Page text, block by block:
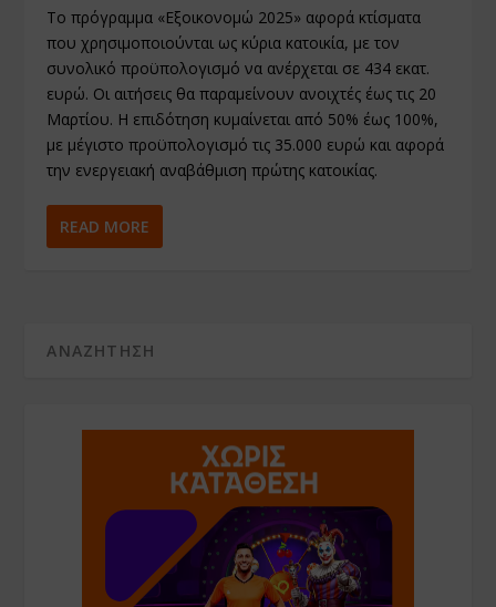
Το πρόγραμμα «Εξοικονομώ 2025» αφορά κτίσματα
που χρησιμοποιούνται ως κύρια κατοικία, με τον
συνολικό προϋπολογισμό να ανέρχεται σε 434 εκατ.
ευρώ. Οι αιτήσεις θα παραμείνουν ανοιχτές έως τις 20
Μαρτίου. Η επιδότηση κυμαίνεται από 50% έως 100%,
με μέγιστο προϋπολογισμό τις 35.000 ευρώ και αφορά
την ενεργειακή αναβάθμιση πρώτης κατοικίας.
READ MORE